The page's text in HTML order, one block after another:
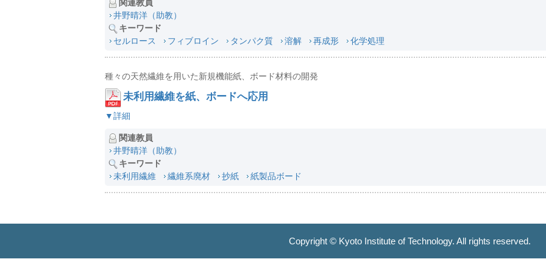
関連教員
井野晴洋（助教）
キーワード
セルロース
フィブロイン タンパク質 溶解 再成形 化学処理
種々の天然繊維を用いた新規機能紙、ボード材料の開発
未利用繊維を紙、ボードへ応用
▼詳細
関連教員
井野晴洋（助教）
キーワード
未利用繊維
繊維系廃材 抄紙 紙製品ボード
Copyright © Kyoto Institute of Technology. All rights reserved.